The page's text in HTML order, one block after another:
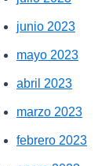
junio 2023
mayo 2023
abril 2023
marzo 2023
febrero 2023